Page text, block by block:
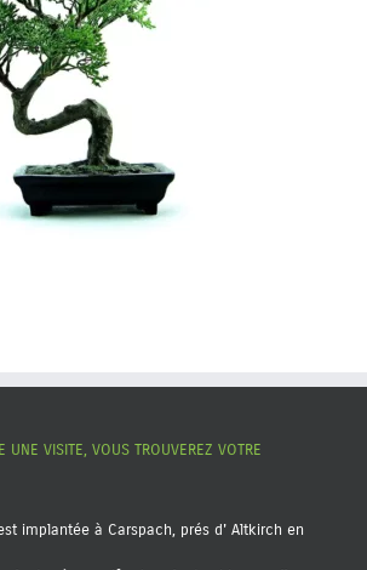
UNE VISITE, VOUS TROUVEREZ VOTRE
implantée à Carspach, prés d' Altkirch en